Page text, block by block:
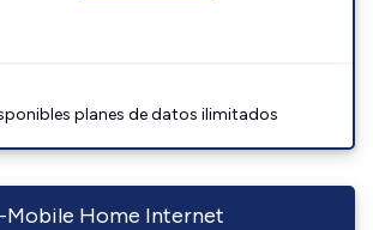
planes de datos ilimitados
Mobile Home Internet